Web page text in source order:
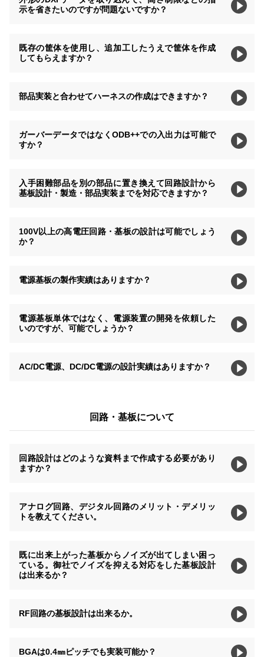
示を省きたいのですが問題ないですか？
既存の筐体を使用し、追加工したうえで筐体を作成
してもらえますか？
部品実装と合わせてハーネスの作成はできますか？
ガーバーデータではなくODB++での入出力は可能で
すか？
入手困難部品を別の部品に置き換えて回路設計から
基板設計・製造・部品実装までを対応できますか？
100V以上の高電圧回路・基板の設計は可能でしょう
か？
電源基板の製作実績はありますか？
電源基板単体ではなく、電源装置の開発を依頼した
いのですが、可能でしょうか？
AC/DC電源、DC/DC電源の設計実績はありますか？
回路・基板について
回路設計はどのような資料まで作成する必要があり
ますか？
アナログ回路、デジタル回路のメリット・デメリッ
トを教えてください。
既に出来上がった基板からノイズが出てしまい困っ
ている。御社でノイズを抑える対応をした基板設計
は出来るか？
RF回路の基板設計は出来るか。
BGAは0.4㎜ピッチでも実装可能か？